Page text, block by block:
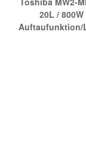
20L /
Auftaufunktion/